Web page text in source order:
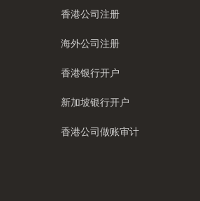
香港公司注册
海外公司注册
香港银行开户
新加坡银行开户
香港公司做账审计